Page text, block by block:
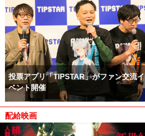
投票アプリ「TIPSTAR」がファン交流イ
ベント開催
配給映画